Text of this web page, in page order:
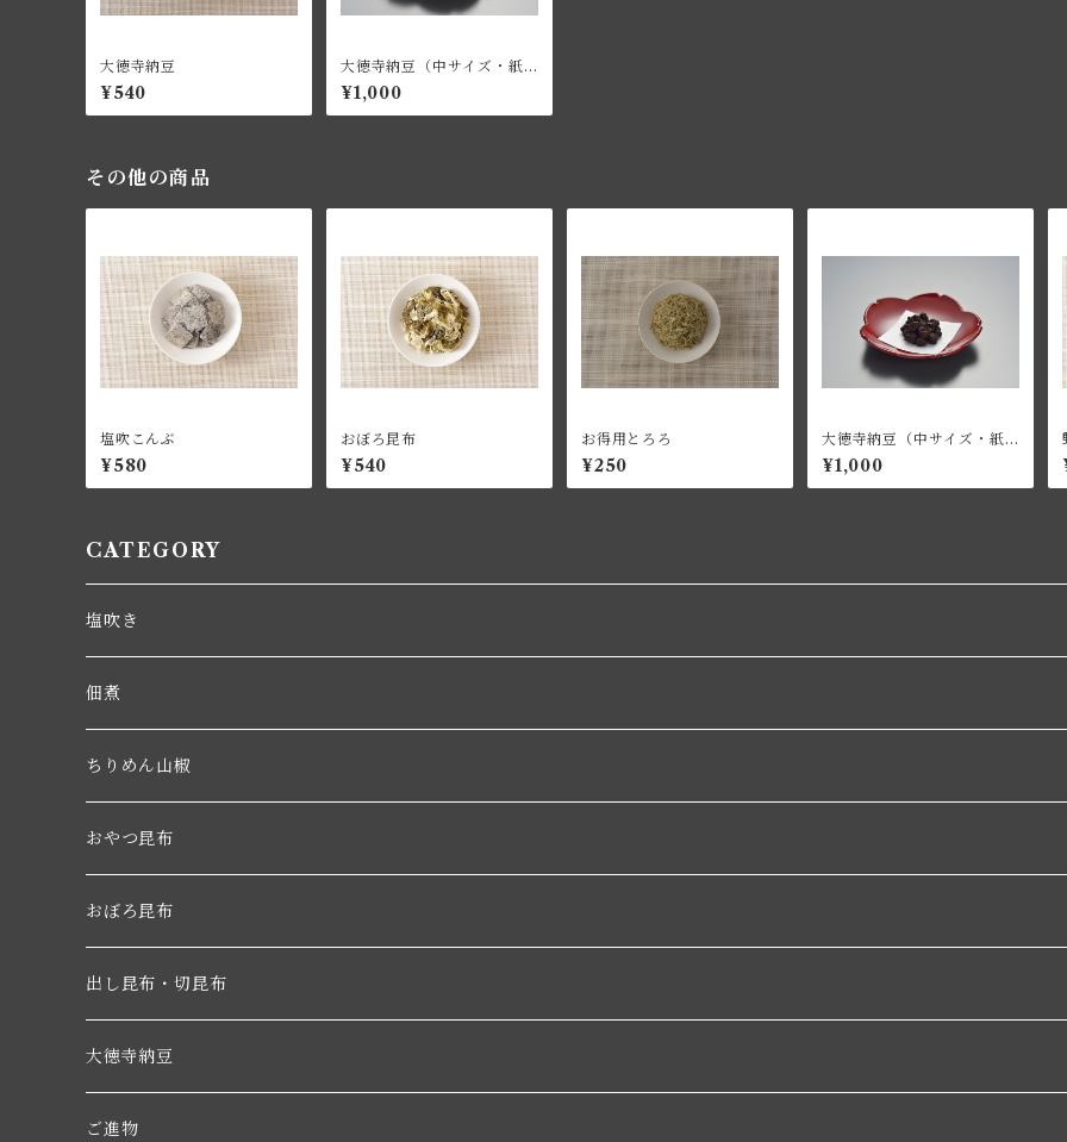
大徳寺納豆
¥540
大徳寺納豆（中サイズ・紙
箱入り）
¥1,000
その他の商品
塩吹こんぶ
¥580
おぼろ昆布
¥540
お得用とろろ
¥250
大徳寺納豆（中サイズ・紙
箱入り）
¥1,000
CATEGORY
塩吹き
佃煮
ちりめん山椒
おやつ昆布
おぼろ昆布
出し昆布・切昆布
大徳寺納豆
ご進物